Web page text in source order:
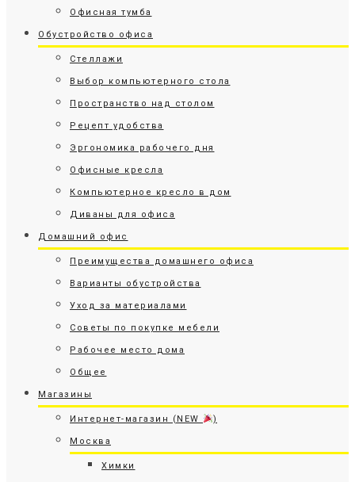
Офисная тумба
Обустройство офиса
Стеллажи
Выбор компьютерного стола
Пространство над столом
Рецепт удобства
Эргономика рабочего дня
Офисные кресла
Компьютерное кресло в дом
Диваны для офиса
Домашний офис
Преимущества домашнего офиса
Варианты обустройства
Уход за материалами
Советы по покупке мебели
Рабочее место дома
Общее
Магазины
Интернет-магазин (NEW )
Москва
Химки